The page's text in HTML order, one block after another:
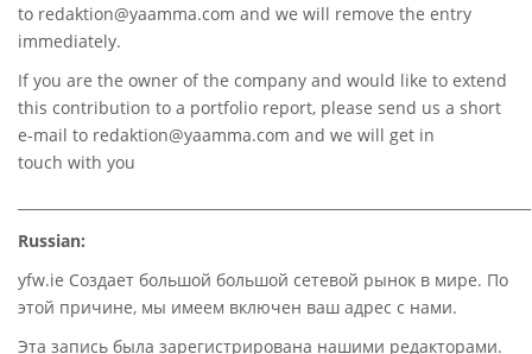
to redaktion@yaamma.com and we will remove the entry
immediately.
If you are the owner of the company and would like to extend
this contribution to a portfolio report, please send us a short
e-mail to redaktion@yaamma.com and we will get in
touch with you
Russian:
yfw.ie Создает большой большой сетевой рынок в мире. По
этой причине, мы имеем включен ваш адрес с нами.
Эта запись была зарегистрирована нашими редакторами.